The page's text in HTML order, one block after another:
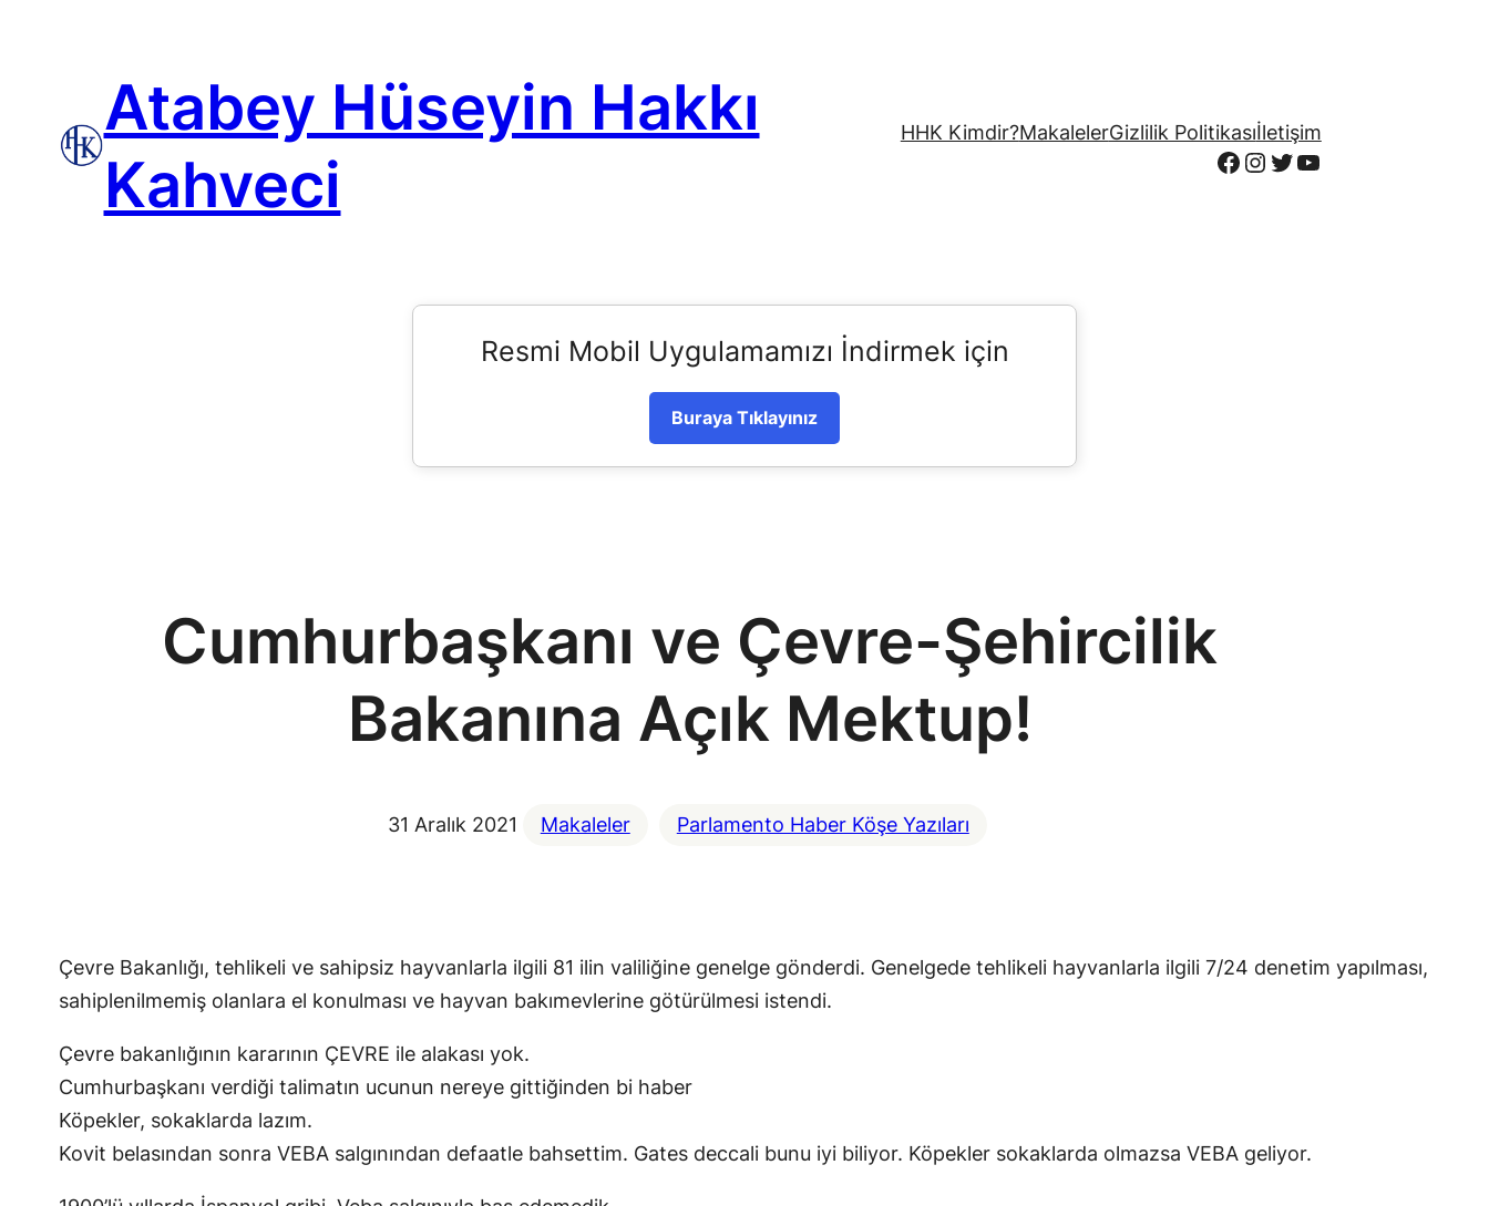
Atabey Hüseyin Hakkı
Kahveci
HHK Kimdir?MakalelerGizlilik Politikasıİletişim
Facebook
Instagram
Twitter
YouTube
Resmi Mobil Uygulamamızı İndirmek için
Buraya Tıklayınız
Cumhurbaşkanı ve Çevre-Şehircilik
Bakanına Açık Mektup!
31 Aralık 2021 Makaleler Parlamento Haber Köşe Yazıları
Çevre Bakanlığı, tehlikeli ve sahipsiz hayvanlarla ilgili 81 ilin valiliğine genelge gönderdi. Genelgede tehlikeli hayvanlarla ilgili 7/24 denetim yapılması,
sahiplenilmemiş olanlara el konulması ve hayvan bakımevlerine götürülmesi istendi.
Çevre bakanlığının kararının ÇEVRE ile alakası yok.
Cumhurbaşkanı verdiği talimatın ucunun nereye gittiğinden bi haber
Köpekler, sokaklarda lazım.
Kovit belasından sonra VEBA salgınından defaatle bahsettim. Gates deccali bunu iyi biliyor. Köpekler sokaklarda olmazsa VEBA geliyor.